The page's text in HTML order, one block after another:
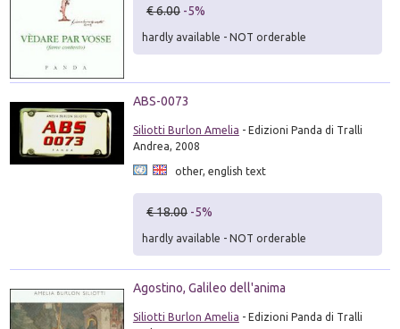
€ 6.00 -5%
hardly available - NOT orderable
ABS-0073
Siliotti Burlon Amelia - Edizioni Panda di Tralli
Andrea, 2008
other, english text
€ 18.00 -5%
hardly available - NOT orderable
Agostino, Galileo dell'anima
Siliotti Burlon Amelia - Edizioni Panda di Tralli